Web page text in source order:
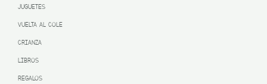
JUGUETES
VUELTA AL COLE
CRIANZA
LIBROS
REGALOS